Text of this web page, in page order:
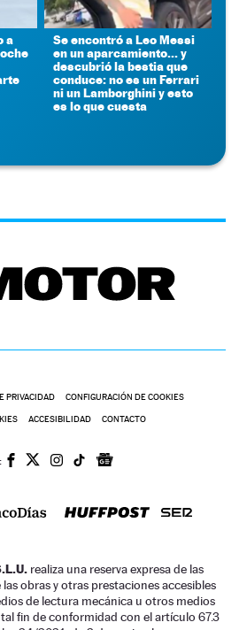
a
Se encontró a Leo Messi
en un aparcamiento... y
descubrió la bestia que
conduce: no es un Ferrari
ni un Lamborghini y esto
es lo que cuesta
PRIVACIDAD CONFIGURACIÓN DE COOKIES
ACCESIBILIDAD CONTACTO
realiza una reserva expresa de las
obras y otras prestaciones accesibles
de lectura mecánica u otros medios
fin de conformidad con el artículo 67.3